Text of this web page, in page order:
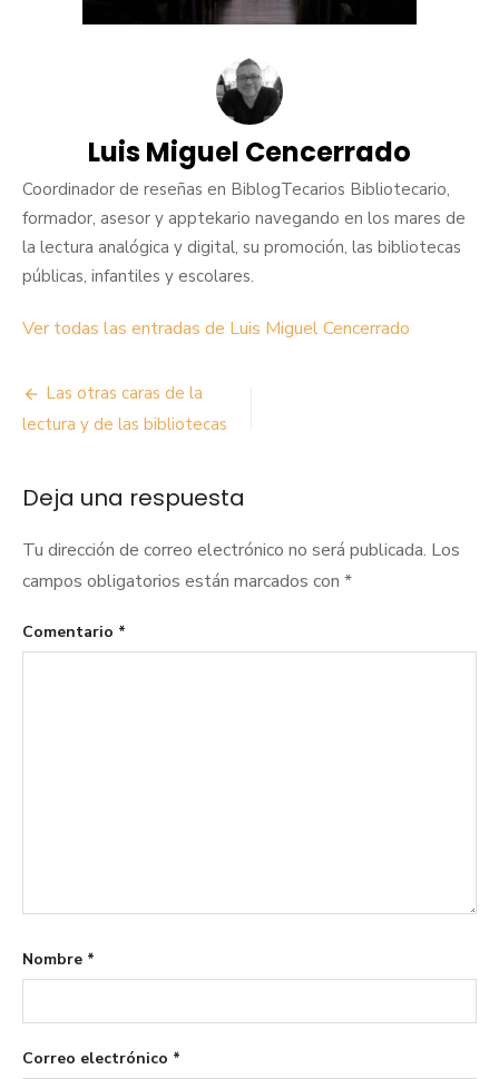
Luis Miguel Cencerrado
Coordinador de reseñas en BiblogTecarios Bibliotecario,
formador, asesor y apptekario navegando en los mares de
la lectura analógica y digital, su promoción, las bibliotecas
públicas, infantiles y escolares.
Ver todas las entradas de Luis Miguel Cencerrado
Navegación
de
Las otras caras de la
lectura y de las bibliotecas
Deja una respuesta
Tu dirección de correo electrónico no será publicada. Los
campos obligatorios están marcados con *
Comentario *
Nombre *
Correo electrónico *